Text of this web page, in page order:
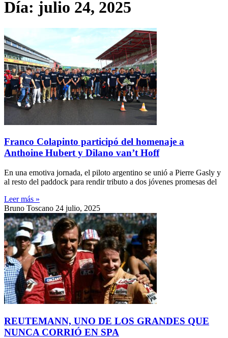
Día: julio 24, 2025
Franco Colapinto participó del homenaje a
Anthoine Hubert y Dilano van’t Hoff
En una emotiva jornada, el piloto argentino se unió a Pierre Gasly y
al resto del paddock para rendir tributo a dos jóvenes promesas del
Leer más »
Bruno Toscano 24 julio, 2025
REUTEMANN, UNO DE LOS GRANDES QUE
NUNCA CORRIÓ EN SPA